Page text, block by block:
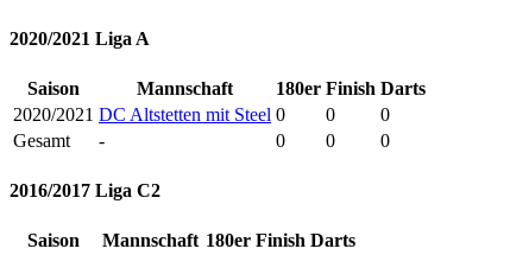
2020/2021 Liga A
Saison Mannschaft 180er Finish Darts
2020/2021 DC Altstetten mit Steel 0 0
0
Gesamt
- 0 0 0
2016/2017 Liga C2
Saison Mannschaft 180er Finish Darts